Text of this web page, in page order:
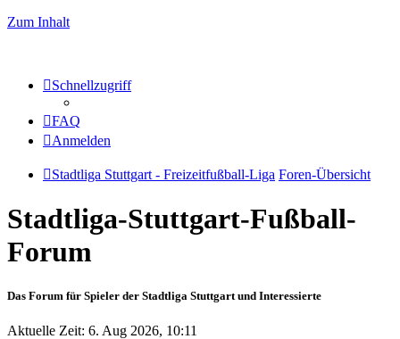
Zum Inhalt
Schnellzugriff
FAQ
Anmelden
Stadtliga Stuttgart - Freizeitfußball-Liga Foren-Übersicht
Stadtliga-Stuttgart-Fußball-
Forum
Das Forum für Spieler der Stadtliga Stuttgart und Interessierte
Aktuelle Zeit: 6. Aug 2026, 10:11